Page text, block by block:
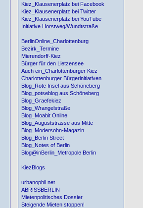
Kiez_Klausenerplatz bei Facebook
Kiez_Klausenerplatz bei Twitter
Kiez_Klausenerplatz bei YouTube
Initiative Horstweg/Wundtstraße
BerlinOnline_Charlottenburg
Bezirk_Termine
Mierendorff-Kiez
Bürger für den Lietzensee
Auch ein_Charlottenburger Kiez
Charlottenburger Bürgerinitiativen
Blog_Rote Insel aus Schöneberg
Blog_potseblog aus Schöneberg
Blog_Graefekiez
Blog_Wrangelstraße
Blog_Moabit Online
Blog_Auguststrasse aus Mitte
Blog_Modersohn-Magazin
Blog_Berlin Street
Blog_Notes of Berlin
Blog@inBerlin_Metropole Berlin
KiezBlogs
urbanophil.net
ABRISSBERLIN
Mietenpolitisches Dossier
Steigende Mieten stoppen!